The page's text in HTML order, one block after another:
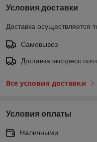
Условия доставки
Доставка осуществляется
Самовывоз
Доставка экспресс
Все условия доставки
Условия оплаты
Наличными